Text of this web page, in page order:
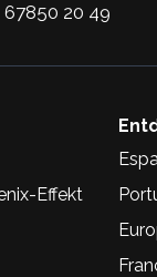
67850 20 49
Effekt